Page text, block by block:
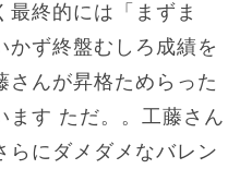
最終的には「まずま
かず終盤むしろ成績を
さんが昇格ためらった
ます ただ。。工藤さん
らにダメダメなバレン